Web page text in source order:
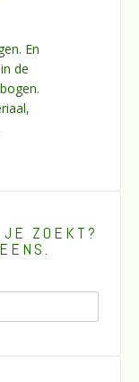
En
de
ZOEKT?